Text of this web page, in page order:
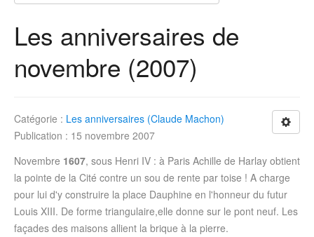
Les anniversaires de
novembre (2007)
Catégorie : Les anniversaires (Claude Machon)
Publication : 15 novembre 2007
Novembre 1607, sous Henri IV : à Paris Achille de Harlay obtient
la pointe de la Cité contre un sou de rente par toise ! A charge
pour lui d'y construire la place Dauphine en l'honneur du futur
Louis XIII. De forme triangulaire,elle donne sur le pont neuf. Les
façades des maisons allient la brique à la pierre.